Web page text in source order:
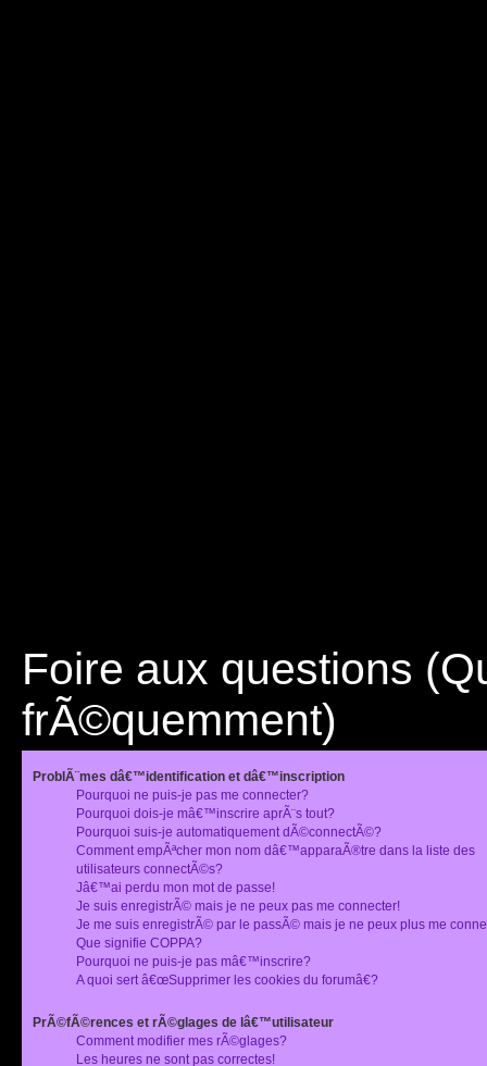
Foire aux questions
frÃ©quemment)
ProblÃ¨mes dâ€™identification et dâ€™inscription
Pourquoi ne puis-je pas me connecter?
Pourquoi dois-je mâ€™inscrire aprÃ¨s tout?
Pourquoi suis-je automatiquement dÃ©connectÃ©?
Comment empÃªcher mon nom dâ€™apparaÃ®tre dans la liste des
utilisateurs connectÃ©s?
Jâ€™ai perdu mon mot de passe!
Je suis enregistrÃ© mais je ne peux pas me connecter!
Je me suis enregistrÃ© par le passÃ© mais je ne peux plus me
Que signifie COPPA?
Pourquoi ne puis-je pas mâ€™inscrire?
A quoi sert â€œSupprimer les cookies du forumâ€?
PrÃ©fÃ©rences et rÃ©glages de lâ€™utilisateur
Comment modifier mes rÃ©glages?
Les heures ne sont pas correctes!